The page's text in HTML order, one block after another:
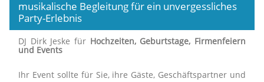
musikalische Begleitung für ein unvergessliches
Party-Erlebnis
DJ Dirk Jeske für Hochzeiten, Geburtstage, Firmenfeiern
und Events
Ihr Event sollte für Sie, ihre Gäste, Geschäftspartner und